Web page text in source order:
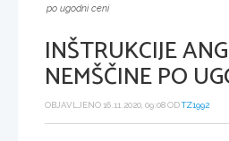
po ugodni ceni
INŠTRUKCIJE
NEMŠČINE PO
OBJAVLJENO 16.11.2020, 09:08 ODTZ1992